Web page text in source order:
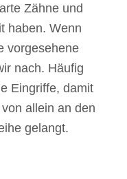
Zähne und
haben. Wenn
vorgesehene
nach. Häufig
Eingriffe, damit
allein an den
gelangt.